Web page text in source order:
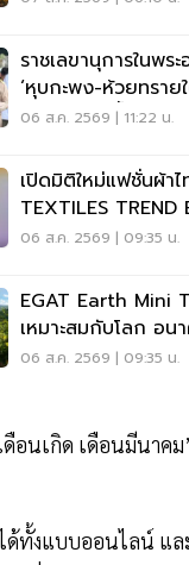
ราชเลขานุการในพร
‘หุบกะพง-ห้วยทรายใ
ความมั่นคงน้ำเพชรบุรี
06 ส.ค. 2569 | 11:22 น.
เปิดมิติใหม่แฟชั่นผ้า
TEXTILES
06 ส.ค. 2569 | 09:35 น.
EGAT Earth Mini
เหมาะสมกับโลก อ
ของทุกคน
06 ส.ค. 2569 | 09:35 น.
ดือนเกิด เดือนมีนาค
ด้ทั้งแบบออนไลน์ แ